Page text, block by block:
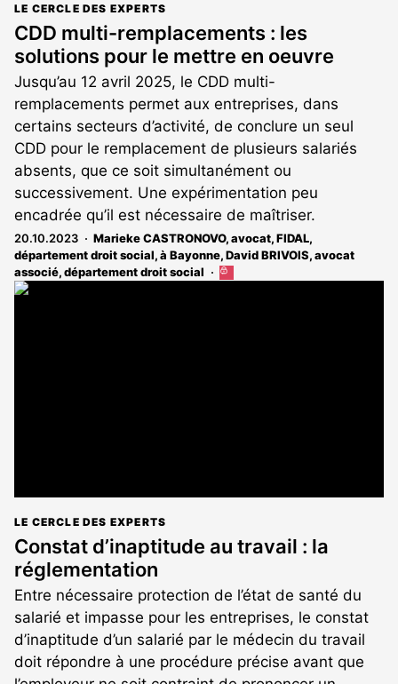
LE CERCLE DES EXPERTS
CDD multi-remplacements : les
solutions pour le mettre en oeuvre
Jusqu’au 12 avril 2025, le CDD multi-
remplacements permet aux entreprises, dans
certains secteurs d’activité, de conclure un seul
CDD pour le remplacement de plusieurs salariés
absents, que ce soit simultanément ou
successivement. Une expérimentation peu
encadrée qu’il est nécessaire de maîtriser.
20.10.2023
Marieke CASTRONOVO, avocat, FIDAL,
département droit social, à Bayonne,David BRIVOIS, avocat
associé, département droit social
Cet
LE CERCLE DES EXPERTS
Constat d’inaptitude au travail : la
réglementation
Entre nécessaire protection de l’état de santé du
salarié et impasse pour les entreprises, le constat
d’inaptitude d’un salarié par le médecin du travail
doit répondre à une procédure précise avant que